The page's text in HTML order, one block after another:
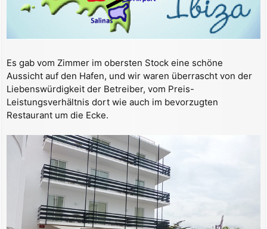
Es gab vom Zimmer im obersten Stock eine schöne
Aussicht auf den Hafen, und wir waren überrascht von der
Liebenswürdigkeit der Betreiber, vom Preis-
Leistungsverhältnis dort wie auch im bevorzugten
Restaurant um die Ecke.